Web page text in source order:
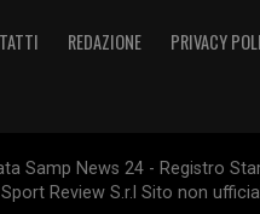
REDAZIONE PRIVACY
Samp News 24 - Registro
Review S.r.l Sito non